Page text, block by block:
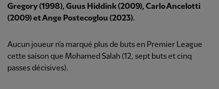
Gregory (1998), Guus Hiddink (2009), Carlo Ancelotti
(2009) et Ange Postecoglou (2023).
Aucun joueur n'a marqué plus de buts en Premier League
cette saison que Mohamed Salah (12, sept buts et cinq
passes décisives).